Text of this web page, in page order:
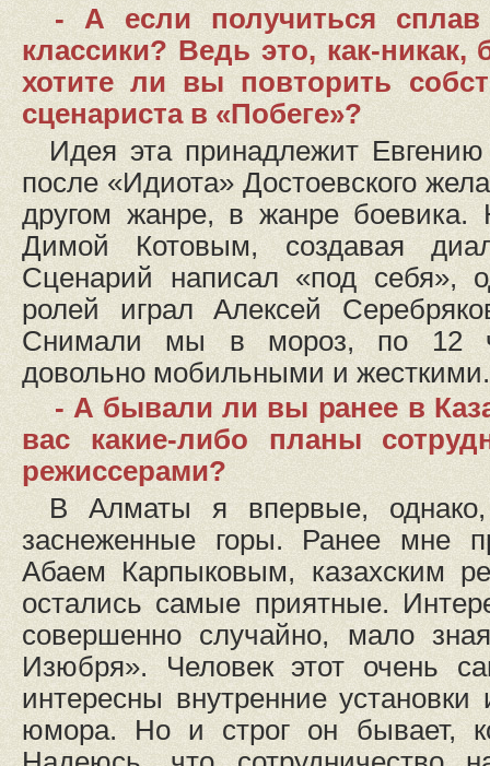
- А если получиться
классики? Ведь это, как-никак,
хотите ли вы повторить
сценариста в «Побеге»?
Идея эта принадлежит
после «Идиота» Достоевского
другом жанре, в жанре
Димой Котовым, создавая
Сценарий написал «под себя»,
ролей играл Алексей
Снимали мы в мороз, по 12
довольно мобильными и жесткими.
- А бывали ли вы ранее в
вас какие-либо планы
режиссерами?
В Алматы я впервые,
заснеженные горы. Ранее мне
Абаем Карпыковым, казахским
остались самые приятные.
совершенно случайно, мало
Изюбря». Человек этот очень
интересны внутренние установки
юмора. Но и строг он бывает,